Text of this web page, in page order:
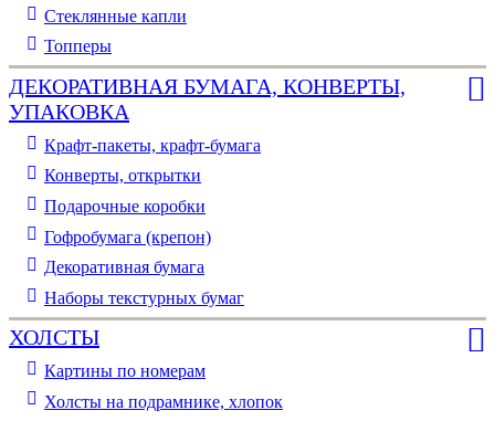
Стеклянные капли
Топперы
ДЕКОРАТИВНАЯ БУМАГА, КОНВЕРТЫ,
УПАКОВКА
Крафт-пакеты, крафт-бумага
Конверты, открытки
Подарочные коробки
Гофробумага (крепон)
Декоративная бумага
Наборы текстурных бумаг
ХОЛСТЫ
Картины по номерам
Холсты на подрамнике, хлопок